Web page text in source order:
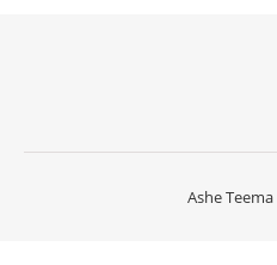
Ashe Teema